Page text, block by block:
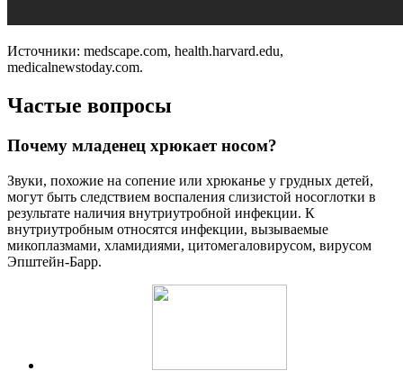
Источники: medscape.com, health.harvard.edu,
medicalnewstoday.com.
Частые вопросы
Почему младенец хрюкает носом?
Звуки, похожие на сопение или хрюканье у грудных детей,
могут быть следствием воспаления слизистой носоглотки в
результате наличия внутриутробной инфекции. К
внутриутробным относятся инфекции, вызываемые
микоплазмами, хламидиями, цитомегаловирусом, вирусом
Эпштейн-Барр.